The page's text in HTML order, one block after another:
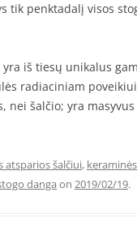
tik penktadalį visos
yra iš tiesų unikalus
radiaciniam
nei šalčio; yra
atsparios šalčiui,
danga on 2019/02/19.